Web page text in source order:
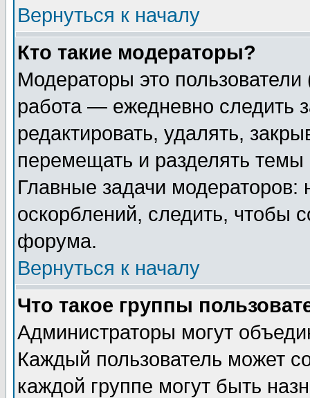
Вернуться к началу
Кто такие модераторы?
Модераторы это
работа — ежедневно следить
редактировать, удалять,
перемещать и разделять
Главные задачи
оскорблений, следить, чтобы
форума.
Вернуться к началу
Что такое группы
Администраторы могут
Каждый пользователь может
каждой группе могут быть